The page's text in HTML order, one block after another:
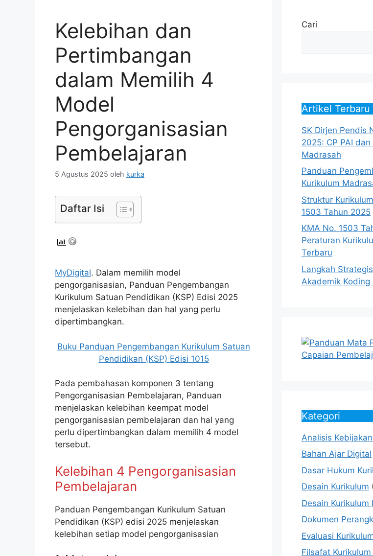
Kelebihan dan
Pertimbangan
dalam Memilih 4
Model
Pengorganisasian
Pembelajaran
5 Agustus 2025 oleh kurka
Daftar Isi
MyDigital. Dalam memilih model
pengorganisasian, Panduan Pengembangan
Kurikulum Satuan Pendidikan (KSP) Edisi 2025
menjelaskan kelebihan dan hal yang perlu
dipertimbangkan.
Buku Panduan Pengembangan Kurikulum Satuan
Pendidikan (KSP) Edisi 1015
Pada pembahasan komponen 3 tentang
Pengorganisasian Pembelajaran, Panduan
menjelaskan kelebihan keempat model
pengorganisasian pembelajaran dan hal yang
perlu dipertimbangkan dalam memilih 4 model
tersebut.
Kelebihan 4 Pengorganisasian
Pembelajaran
Panduan Pengembangan Kurikulum Satuan
Pendidikan (KSP) edisi 2025 menjelaskan
kelebihan setiap model pengorganisasian
Cari
Artikel Terbaru
SK Dirjen Pendis
2025: CP PAI
Madrasah
Panduan
Kurikulum
Struktur
1503 Tahun 2025
KMA No. 1503
Peraturan
Terbaru
Langkah
Akademik Koding
Kategori
Analisis
Bahan Ajar Digital
Dasar Hukum
Desain Kurikulum
Desain Kurikulum
Dokumen
Evaluasi
Filsafat